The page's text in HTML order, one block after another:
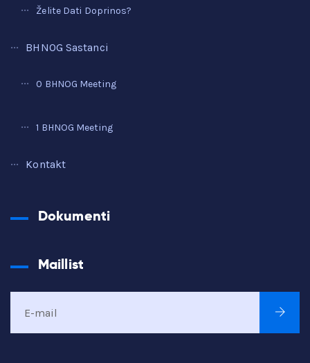
Želite Dati Doprinos?
BHNOG Sastanci
0 BHNOG Meeting
1 BHNOG Meeting
Kontakt
Dokumenti
Maillist